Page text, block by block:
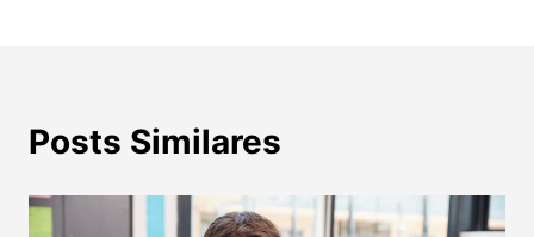
Posts Similares